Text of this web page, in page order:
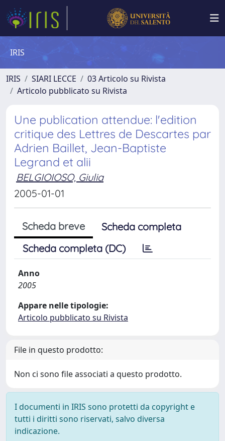
IRIS
IRIS SIARI LECCE
03 Articolo su Rivista
Articolo pubblicato su Rivista
Une publication attendue: l'edition
critique des Lettres de Descartes par
Adrien Baillet, Jean-Baptiste
Legrand et alii
BELGIOIOSO, Giulia
2005-01-01
Scheda breve
Scheda completa
Scheda completa (DC)
Anno
2005
Appare nelle tipologie:
Articolo pubblicato su Rivista
File in questo prodotto:
Non ci sono file associati a questo prodotto.
I documenti in IRIS sono protetti da copyright e
tutti i diritti sono riservati, salvo diversa
indicazione.